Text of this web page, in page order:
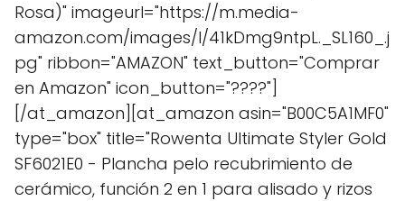
Rosa)" imageurl="https://m.media-
amazon.com/images/I/41kDmg9ntpL._SL160_.j
pg" ribbon="AMAZON" text_button="Comprar
en Amazon" icon_button="????"]
[/at_amazon][at_amazon asin="B00C5A1MF0"
type="box" title="Rowenta Ultimate Styler Gold
SF6021E0 - Plancha pelo recubrimiento de
cerámico, función 2 en 1 para alisado y rizos